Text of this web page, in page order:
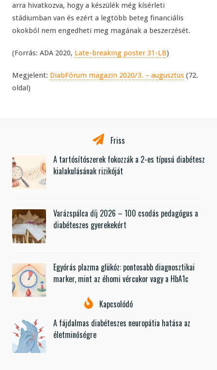
arra hivatkozva, hogy a készülék még kísérleti
stádiumban van és ezért a legtöbb beteg financiális
okokból nem engedheti meg magának a beszerzését.
(Forrás: ADA 2020, Late-breaking poster 31-LB)
Megjelent: DiabFórum magazin 2020/3. – augusztus (72.
oldal)
Friss
A tartósítószerek fokozzák a 2-es típusú diabétesz
kialakulásának rizikóját
Varázspálca díj 2026 – 100 csodás pedagógus a
diabéteszes gyerekekért
Egyórás plazma glükóz: pontosabb diagnosztikai
marker, mint az éhomi vércukor vagy a HbA1c
Kapcsolódó
A fájdalmas diabéteszes neuropátia hatása az
életminőségre